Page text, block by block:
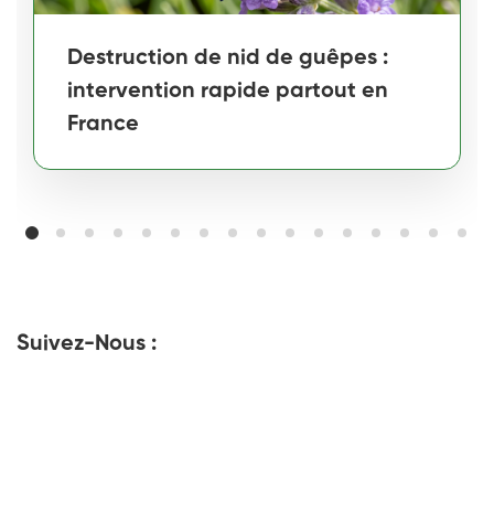
Destruction de nid de guêpes :
intervention rapide partout en
France
Suivez-Nous :